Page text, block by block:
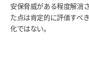
安保脅威がある程度解消
た点は肯定的に評価すべ
化ではない。